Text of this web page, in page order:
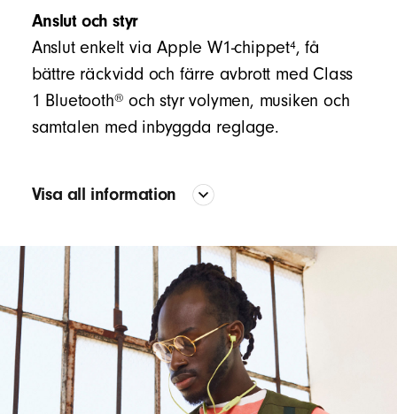
Anslut och styr
Anslut enkelt via Apple W1-chippet4, få
bättre räckvidd och färre avbrott med Class
1 Bluetooth® och styr volymen, musiken och
samtalen med inbyggda reglage.
Visa all information
Den egenutvecklade akustiska plattformen ger exakt
bas och precision över hela frekvenskurvan
Konfigurationen i två delar skapar en tydlig
separation mellan mellanregistret och diskanten och
det flexibla yttre skiktet ger hög basuppspelning